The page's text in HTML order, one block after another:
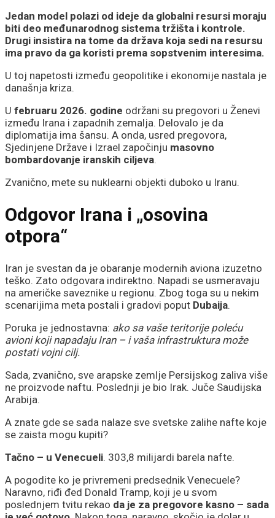
Jedan model polazi od ideje da globalni resursi moraju
biti deo međunarodnog sistema tržišta i kontrole.
Drugi insistira na tome da država koja sedi na resursu
ima pravo da ga koristi prema sopstvenim interesima.
U toj napetosti između geopolitike i ekonomije nastala je
današnja kriza.
U februaru 2026. godine održani su pregovori u Ženevi
između Irana i zapadnih zemalja. Delovalo je da
diplomatija ima šansu. A onda, usred pregovora,
Sjedinjene Države i Izrael započinju masovno
bombardovanje iranskih ciljeva.
Zvanično, mete su nuklearni objekti duboko u Iranu.
Odgovor Irana i „osovina
otpora“
Iran je svestan da je obaranje modernih aviona izuzetno
teško. Zato odgovara indirektno. Napadi se usmeravaju
na američke saveznike u regionu. Zbog toga su u nekim
scenarijima meta postali i gradovi poput Dubaija.
Poruka je jednostavna: ako sa vaše teritorije poleću
avioni koji napadaju Iran – i vaša infrastruktura može
postati vojni cilj.
Sada, zvanično, sve arapske zemlje Persijskog zaliva više
ne proizvode naftu. Poslednji je bio Irak. Juče Saudijska
Arabija.
A znate gde se sada nalaze sve svetske zalihe nafte koje
se zaista mogu kupiti?
Tačno – u Venecueli. 303,8 milijardi barela nafte.
A pogodite ko je privremeni predsednik Venecuele?
Naravno, riđi đed Donald Tramp, koji je u svom
poslednjem tvitu rekao da je za pregovore kasno – sada